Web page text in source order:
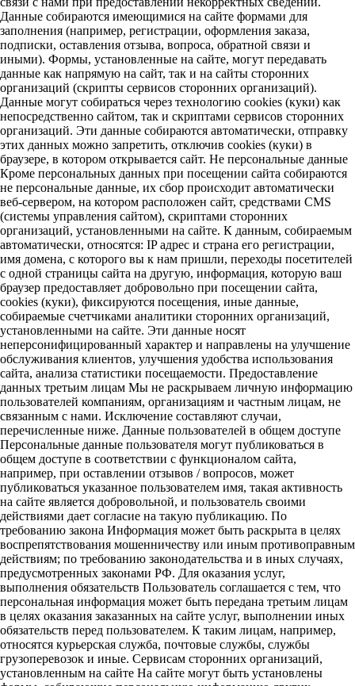
Данные собираются имеющимися на сайте формами для
заполнения (например, регистрации, оформления заказа,
подписки, оставления отзыва, вопроса, обратной связи и
иными). Формы, установленные на сайте, могут передавать
данные как напрямую на сайт, так и на сайты сторонних
организаций (скрипты сервисов сторонних организаций).
Данные могут собираться через технологию cookies (куки) как
непосредственно сайтом, так и скриптами сервисов сторонних
организаций. Эти данные собираются автоматически, отправку
этих данных можно запретить, отключив cookies (куки) в
браузере, в котором открывается сайт. Не персональные данные
Кроме персональных данных при посещении сайта собираются
не персональные данные, их сбор происходит автоматически
веб-сервером, на котором расположен сайт, средствами CMS
(системы управления сайтом), скриптами сторонних
организаций, установленными на сайте. К данным, собираемым
автоматически, относятся: IP адрес и страна его регистрации,
имя домена, с которого вы к нам пришли, переходы посетителей
с одной страницы сайта на другую, информация, которую ваш
браузер предоставляет добровольно при посещении сайта,
cookies (куки), фиксируются посещения, иные данные,
собираемые счетчиками аналитики сторонних организаций,
установленными на сайте. Эти данные носят
неперсонифицированный характер и направлены на улучшение
обслуживания клиентов, улучшения удобства использования
сайта, анализа статистики посещаемости. Предоставление
данных третьим лицам Мы не раскрываем личную информацию
пользователей компаниям, организациям и частным лицам, не
связанным с нами. Исключение составляют случаи,
перечисленные ниже. Данные пользователей в общем доступе
Персональные данные пользователя могут публиковаться в
общем доступе в соответствии с функционалом сайта,
например, при оставлении отзывов / вопросов, может
публиковаться указанное пользователем имя, такая активность
на сайте является добровольной, и пользователь своими
действиями дает согласие на такую публикацию. По
требованию закона Информация может быть раскрыта в целях
воспрепятствования мошенничеству или иным противоправным
действиям; по требованию законодательства и в иных случаях,
предусмотренных законами РФ. Для оказания услуг,
выполнения обязательств Пользователь соглашается с тем, что
персональная информация может быть передана третьим лицам
в целях оказания заказанных на сайте услуг, выполнении иных
обязательств перед пользователем. К таким лицам, например,
относятся курьерская служба, почтовые службы, службы
грузоперевозок и иные. Сервисам сторонних организаций,
установленным на сайте На сайте могут быть установлены